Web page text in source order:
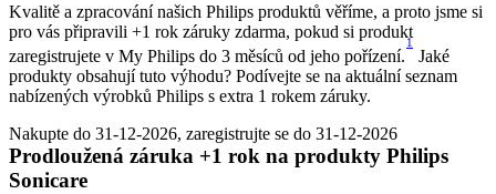
Kvalitě a zpracování našich Philips produktů věříme, a proto jsme si
pro vás připravili +1 rok záruky zdarma, pokud si produkt
zaregistrujete v My Philips do 3 měsíců od jeho pořízení.
1
Jaké
produkty obsahují tuto výhodu? Podívejte se na aktuální seznam
nabízených výrobků Philips s extra 1 rokem záruky.
Nakupte do 31-12-2026, zaregistrujte se do 31-12-2026
Prodloužená záruka +1 rok na produkty Philips
Sonicare